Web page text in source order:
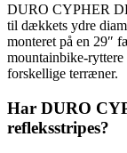
DURO CYPHER
til dækkets ydre
monteret på en 29″
mountainbike-
forskellige terræner.
Har DURO
refleksstripes?